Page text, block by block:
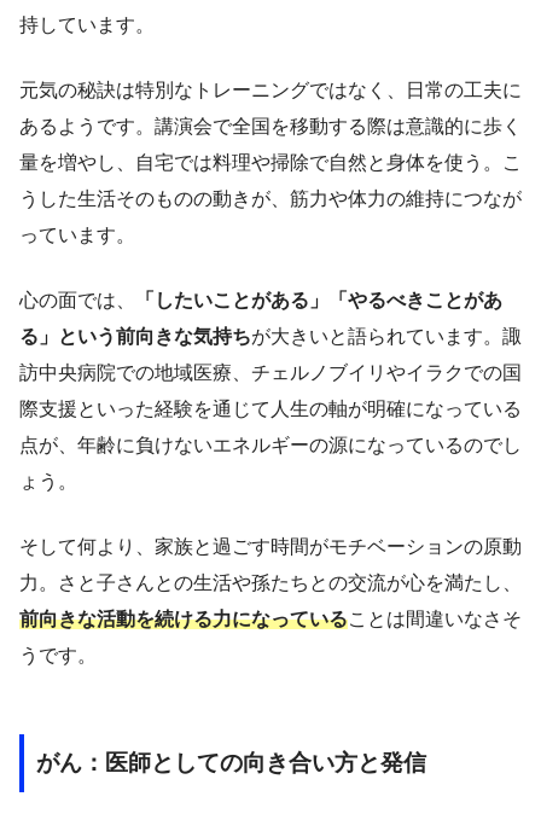
持しています。
元気の秘訣は特別なトレーニングではなく、日常の工夫に
あるようです。講演会で全国を移動する際は意識的に歩く
量を増やし、自宅では料理や掃除で自然と身体を使う。こ
うした生活そのものの動きが、筋力や体力の維持につなが
っています。
心の面では、
「したいことがある」「やるべきことがあ
る」という前向きな気持ちが大きいと語られています。諏
訪中央病院での地域医療、チェルノブイリやイラクでの国
際支援といった経験を通じて人生の軸が明確になっている
点が、年齢に負けないエネルギーの源になっているのでし
ょう。
そして何より、家族と過ごす時間がモチベーションの原動
力。さと子さんとの生活や孫たちとの交流が心を満たし、
前向きな活動を続ける力になっていることは間違いなさそ
うです。
がん：医師としての向き合い方と発信